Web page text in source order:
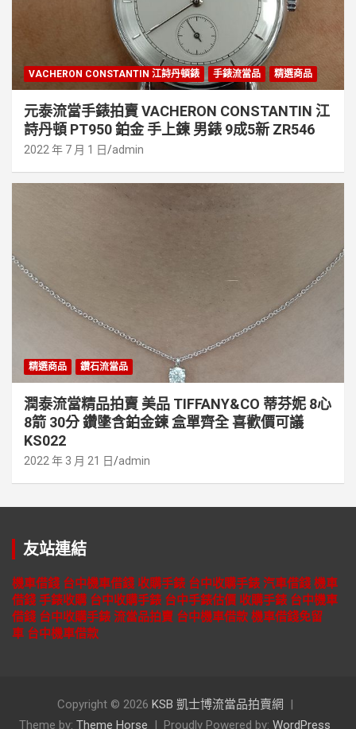
VACHERON CONSTANTIN 江詩丹頓錶 手錶流當品 精選商品
元泰流當手錶拍賣 VACHERON CONSTANTIN 江
詩丹頓 PT950 鉑金 手上鍊 男錶 9成5新 ZR546
2022 年 7 月 1 日 admin
精選商品 鑽石流當品
潤泰流當精品拍賣 美品 TIFFANY&CO 蒂芬妮 8心
8箭 30分 鑽墬含鉑金鍊 盒單齊全 喜歡價可議
KS022
2022 年 3 月 21 日 admin
友站連結
機車借錢 台中機車借錢 收購手錶 台中收購手錶 汽車借錢 機車
借錢 手錶收購 台中收購手錶 台中手錶估價 收購手錶 台中機車
借錢 台中收購手錶 流當品拍賣 台中機車借款 機車借錢免留
車 台中機車借款
Copyright © 2026 KSB 凱士博流當品拍賣網
Theme by: Theme Horse Proudly Powered by: WordPress